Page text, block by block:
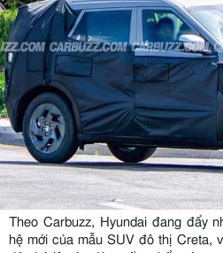
Theo Carbuzz, Hyundai đang đẩy
hệ mới của mẫu SUV đô thị Creta,